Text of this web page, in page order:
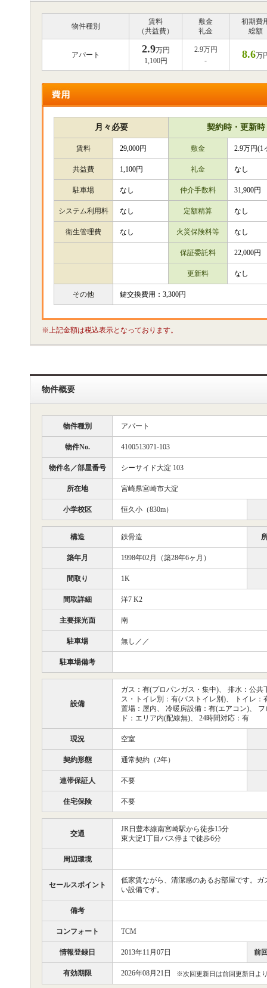
物件種別
賃料
（共益費）
敷金
礼金
初期費
総額
アパート 2.9万円
1,100円
2.9万円
-
8.6万
月々必要 契約時・更新時
賃料 29,000円 敷金 2.9万円(1
共益費 1,100円 礼金 なし
駐車場 なし 仲介手数料 31,900円
システム利用料 なし 定額精算 なし
衛生管理費 なし 火災保険料等 なし
保証委託料 22,000円
更新料 なし
その他 鍵交換費用：3,300円
※上記金額は税込表示となっております。
物件概要
物件種別 アパート
物件No. 4100513071-103
物件名／部屋番号 シーサイド大淀 103
所在地 宮崎県宮崎市大淀
小学校区 恒久小（830m）
構造 鉄骨造
築年月 1998年02月（築28年6ヶ月）
間取り 1K
間取詳細 洋7 K2
主要採光面 南
駐車場 無し／／
駐車場備考
設備
ガス：有(プロパンガス・集中)、 排水：公
ス・トイレ別：有(バストイレ別)、 トイレ
置場：屋内、 冷暖房設備：有(エアコン)、
ド：エリア内(配線無)、 24時間対応：有
現況 空室
契約形態 通常契約（2年）
連帯保証人 不要
住宅保険 不要
交通
JR日豊本線南宮崎駅から徒歩15分
東大淀1丁目バス停まで徒歩6分
周辺環境
セールスポイント
低家賃ながら、清潔感のあるお部屋です。
い設備です。
備考
コンフォート TCM
情報登録日 2013年11月07日 前
有効期限 2026年08月21日 ※次回更新日は前回更新日よ